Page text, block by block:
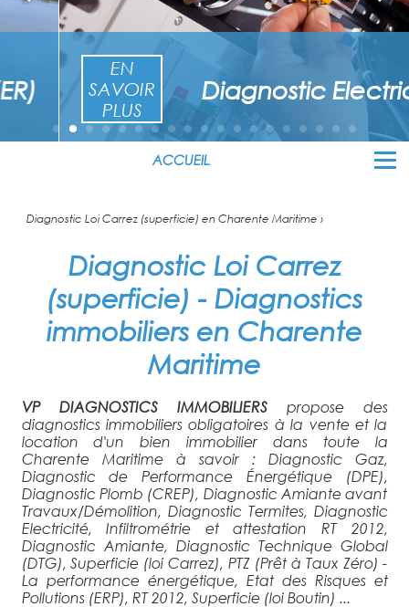
EN
SAVOIR
Diagnostic Electricité
ACCUEIL
Diagnostic Loi Carrez (superficie) en Charente Maritime ›
Diagnostic Loi Carrez
(superficie) - Diagnostics
immobiliers en Charente
Maritime
VP DIAGNOSTICS IMMOBILIERS propose des
diagnostics immobiliers obligatoires à la vente et la
location d'un bien immobilier dans toute la
Charente Maritime à savoir : Diagnostic Gaz,
Diagnostic de Performance Énergétique (DPE),
Diagnostic Plomb (CREP), Diagnostic Amiante avant
Travaux/Démolition, Diagnostic Termites, Diagnostic
Electricité, Infiltrométrie et attestation RT 2012,
Diagnostic Amiante, Diagnostic Technique Global
(DTG), Superficie (loi Carrez), PTZ (Prêt à Taux Zéro) -
La performance énergétique, Etat des Risques et
Pollutions (ERP), RT 2012, Superficie (loi Boutin) ...